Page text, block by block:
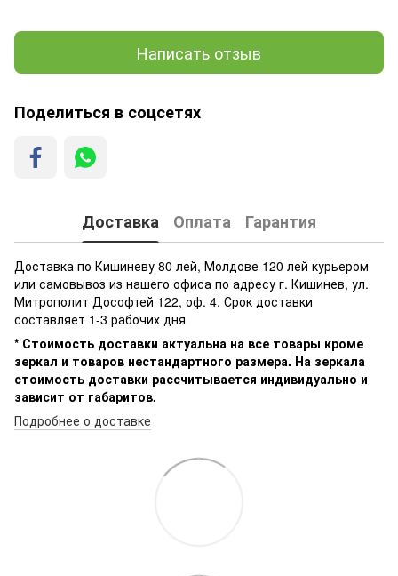
Написать отзыв
Поделиться в соцсетях
Доставка Оплата Гарантия
Доставка по Кишиневу 80 лей, Молдове 120 лей курьером
или самовывоз из нашего офиса по адресу г. Кишинев, ул.
Митрополит Дософтей 122, оф. 4. Срок доставки
составляет 1-3 рабочих дня
* Стоимость доставки актуальна на все товары кроме
зеркал и товаров нестандартного размера. На зеркала
стоимость доставки рассчитывается индивидуально и
зависит от габаритов.
Подробнее о доставке